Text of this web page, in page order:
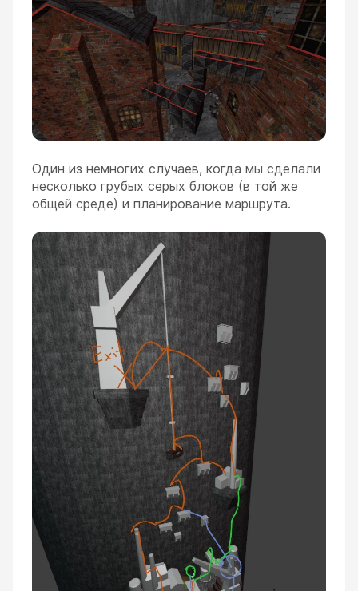
Один из немногих случаев, когда мы сделали
несколько грубых серых блоков (в той же
общей среде) и планирование маршрута.